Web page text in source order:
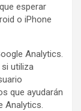
esperar
o iPhone
Analytics.
utiliza
que ayudarán
Analytics.